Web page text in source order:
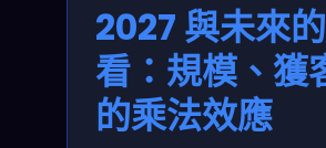
2027 與未來
看：規模、獲
的乘法效應